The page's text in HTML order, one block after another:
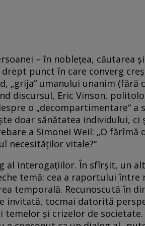
– în nobleţea, căutarea
drept punct în care converg
„grija“ umanului unanim
discursul, Eric Vinson,
o „decompartimentare“
doar sănătatea individului,
a Simonei Weil: „O
necesităţilor vitale?“
al interogaţiilor. În sfîrşit, un
temă: cea a raportului
temporală. Recunoscută în
invitată, tocmai datorită
temelor şi crizelor de